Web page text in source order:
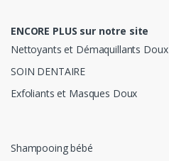
ENCORE PLUS sur notre site
Nettoyants et Démaquillants Doux
SOIN DENTAIRE
Exfoliants et Masques Doux
Shampooing bébé